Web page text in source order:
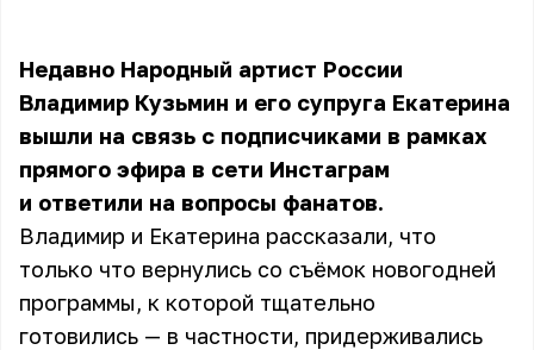
Недавно Народный артист России
Владимир Кузьмин и его супруга Екатерина
вышли на связь с подписчиками в рамках
прямого эфира в сети Инстаграм
и ответили на вопросы фанатов.
Владимир и Екатерина рассказали, что
только что вернулись со съёмок новогодней
программы, к которой тщательно
готовились — в частности, придерживались